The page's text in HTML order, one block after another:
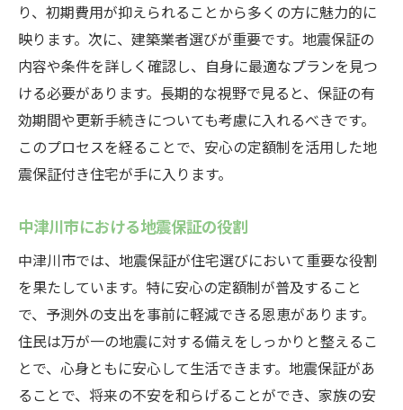
り、初期費用が抑えられることから多くの方に魅力的に
映ります。次に、建築業者選びが重要です。地震保証の
内容や条件を詳しく確認し、自身に最適なプランを見つ
ける必要があります。長期的な視野で見ると、保証の有
効期間や更新手続きについても考慮に入れるべきです。
このプロセスを経ることで、安心の定額制を活用した地
震保証付き住宅が手に入ります。
中津川市における地震保証の役割
中津川市では、地震保証が住宅選びにおいて重要な役割
を果たしています。特に安心の定額制が普及すること
で、予測外の支出を事前に軽減できる恩恵があります。
住民は万が一の地震に対する備えをしっかりと整えるこ
とで、心身ともに安心して生活できます。地震保証があ
ることで、将来の不安を和らげることができ、家族の安